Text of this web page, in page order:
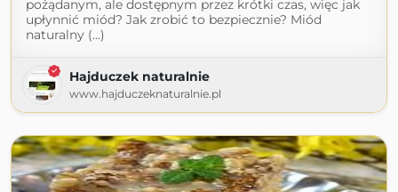
pożądanym, ale dostępnym przez krótki czas, więc jak
upłynnić miód? Jak zrobić to bezpiecznie? Miód
naturalny (...)
Hajduczek naturalnie
www.hajduczeknaturalnie.pl